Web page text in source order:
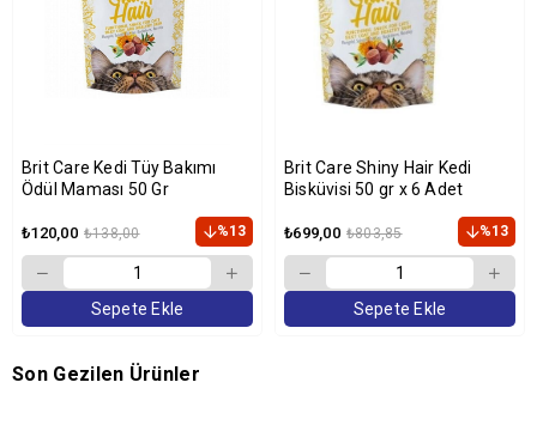
Brit Care Kedi Tüy Bakımı
Ödül Maması 50 Gr
₺120,00 ₺138,00 %13
Sepete Ekle
Brit Care Shiny Hair Kedi
Bisküvisi 50 gr x 6 Adet
₺699,00 ₺803,85 %13
Sepete Ekle
Son Gezilen Ürünler